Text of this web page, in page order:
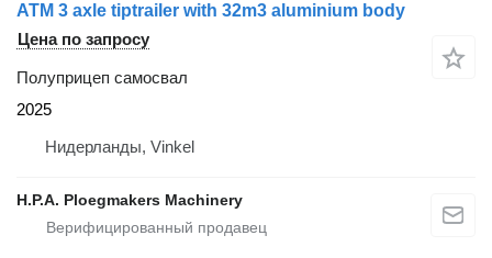
ATM 3 axle tiptrailer with 32m3 aluminium body
Цена по запросу
Полуприцеп самосвал
2025
Нидерланды, Vinkel
H.P.A. Ploegmakers Machinery